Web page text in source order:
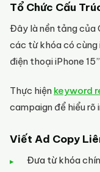
Tổ Chức Cấu
Đây là nền tảng của
các từ khóa có cùng
điện thoại iPhone
Thực hiện keyword
campaign để hiểu
Viết Ad Copy
Đưa từ khóa